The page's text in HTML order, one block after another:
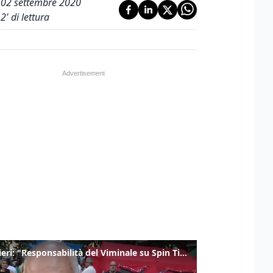
2' di lettura
Gualtieri: "Responsabilità del Viminale su Spin Time? La posizione dei partiti è nota"